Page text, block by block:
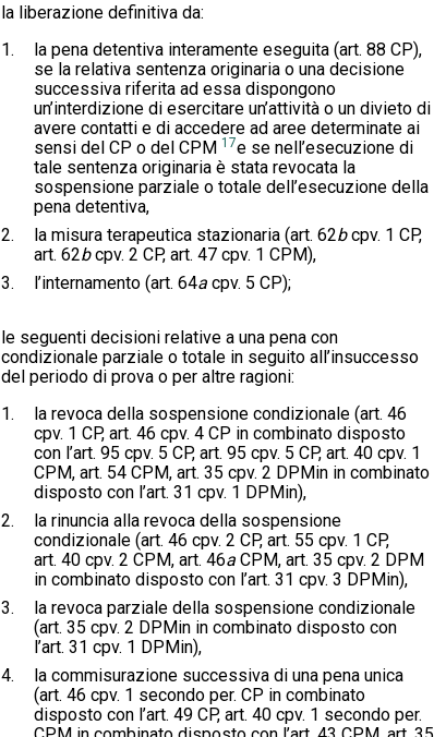
la liberazione definitiva da:
1.
la pena detentiva interamente eseguita (art. 88 CP),
se la relativa sentenza originaria o una decisione
successiva riferita ad essa dispongono
un’interdizione di esercitare un’attività o un divieto di
avere contatti e di accedere ad aree determinate ai
sensi del CP o del CPM 17e se nell’esecuzione di
tale sentenza originaria è stata revocata la
sospensione parziale o totale dell’esecuzione della
pena detentiva,
2.
la misura terapeutica stazionaria (art. 62bcpv. 1 CP,
art. 62bcpv. 2 CP, art. 47 cpv. 1 CPM),
3.
l’internamento (art. 64acpv. 5 CP);
le seguenti decisioni relative a una pena con
condizionale parziale o totale in seguito all’insuccesso
del periodo di prova o per altre ragioni:
1.
la revoca della sospensione condizionale (art. 46
cpv. 1 CP, art. 46 cpv. 4 CP in combinato disposto
con l’art. 95 cpv. 5 CP, art. 95 cpv. 5 CP, art. 40 cpv. 1
CPM, art. 54 CPM, art. 35 cpv. 2 DPMin in combinato
disposto con l’art. 31 cpv. 1 DPMin),
2.
la rinuncia alla revoca della sospensione
condizionale (art. 46 cpv. 2 CP, art. 55 cpv. 1 CP,
art. 40 cpv. 2 CPM, art. 46aCPM, art. 35 cpv. 2 DPM
in combinato disposto con l’art. 31 cpv. 3 DPMin),
3.
la revoca parziale della sospensione condizionale
(art. 35 cpv. 2 DPMin in combinato disposto con
l’art. 31 cpv. 1 DPMin),
4.
la commisurazione successiva di una pena unica
(art. 46 cpv. 1 secondo per. CP in combinato
disposto con l’art. 49 CP, art. 40 cpv. 1 secondo per.